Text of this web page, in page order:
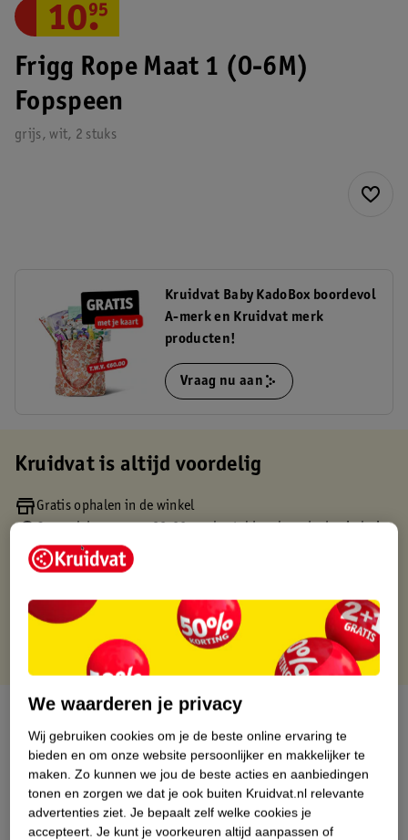
Frigg Rope Maat 1 (0-6M)
Fopspeen
grijs, wit, 2 stuks
10.
95
Kruidvat Baby KadoBox boordevol
A-merk en Kruidvat merk
producten!
Vraag nu aan
Kruidvat is altijd voordelig
Gratis ophalen in de winkel
Gratis thuisbezorgd vanaf 50.00
Gratis retourneren binnen 30 dagen
Over dit product
Productinformatie
Etiketinformatie
We waarderen je privacy
Wij gebruiken cookies om je de beste online ervaring te
bieden en om onze website persoonlijker en makkelijker te
maken. Zo kunnen we jou de beste acties en aanbiedingen
tonen en zorgen we dat je ook buiten Kruidvat.nl relevante
advertenties ziet. Je bepaalt zelf welke cookies je
accepteert. Je kunt je voorkeuren altijd aanpassen of